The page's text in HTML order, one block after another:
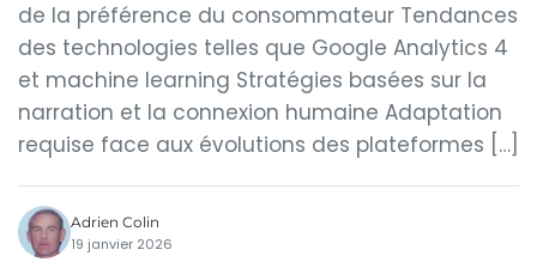
de la préférence du consommateur Tendances
des technologies telles que Google Analytics 4
et machine learning Stratégies basées sur la
narration et la connexion humaine Adaptation
requise face aux évolutions des plateformes […]
Adrien Colin
19 janvier 2026